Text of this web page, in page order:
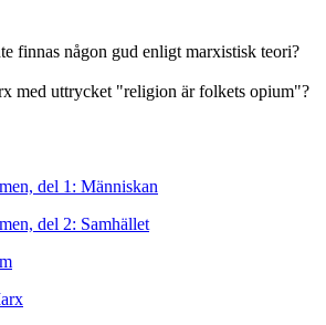
finnas någon gud enligt marxistisk teori?
med uttrycket "religion är folkets opium"?
del 1: Människan
del 2: Samhället